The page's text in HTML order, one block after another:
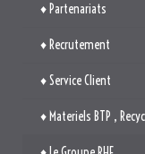
♦ Partenariats
♦ Recrutement
♦ Service Client
♦ Materiels BTP ,